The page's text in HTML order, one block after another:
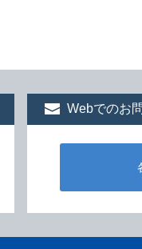
Webでのお